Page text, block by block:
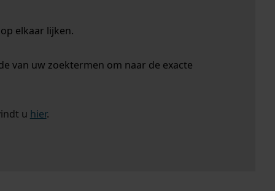
elkaar lijken.
van uw zoektermen om naar de exacte
u hier.